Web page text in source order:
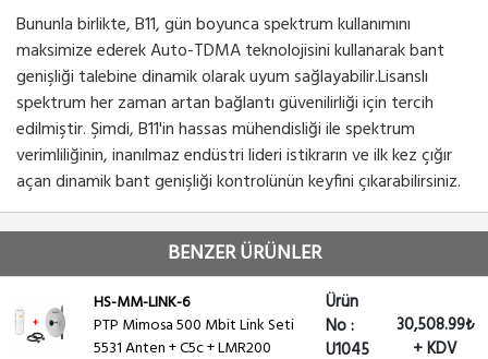
Bununla birlikte, B11, gün boyunca spektrum kullanımını
maksimize ederek Auto-TDMA teknolojisini kullanarak bant
genişliği talebine dinamik olarak uyum sağlayabilir.Lisanslı
spektrum her zaman artan bağlantı güvenilirliği için tercih
edilmiştir. Şimdi, B11'in hassas mühendisliği ile spektrum
verimliliğinin, inanılmaz endüstri lideri istikrarın ve ilk kez çığır
açan dinamik bant genişliği kontrolünün keyfini çıkarabilirsiniz.
BENZER ÜRÜNLER
HS-MM-LINK-6
PTP Mimosa 500 Mbit Link Seti
5531 Anten + C5c + LMR200
Ürün
No :
U1045
30,508.99₺
+ KDV